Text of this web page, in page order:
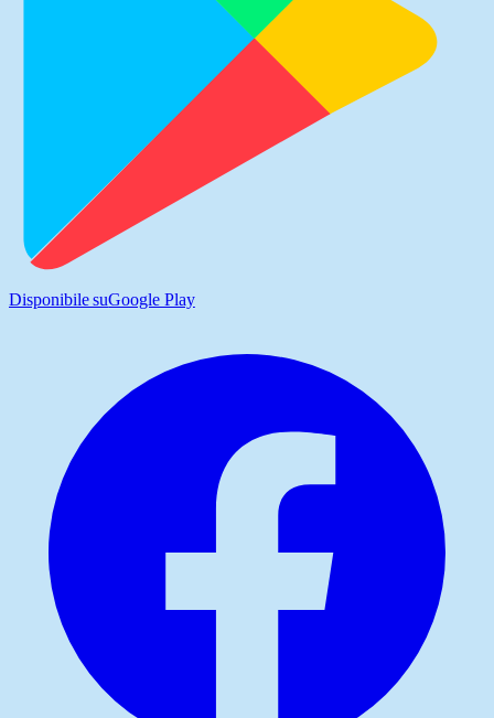
Disponibile suGoogle Play